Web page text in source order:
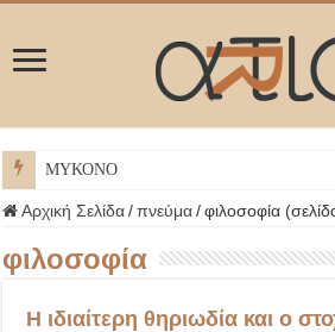
ΜΥΚΟΝΟΣ
Αρχική Σελίδα / πνεύμα / φιλοσοφία
φιλοσοφία
Η ιδιαίτερη θηριωδία και ο